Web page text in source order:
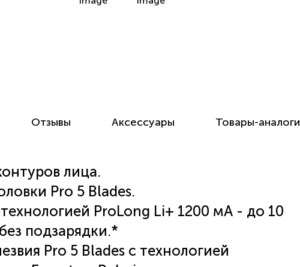
Отзывы Аксессуары Товары-аналоги
лица.
Pro 5 Blades.
ProLong Li+ 1200 мА - до 10
подзарядки.*
Pro 5 Blades с технологией